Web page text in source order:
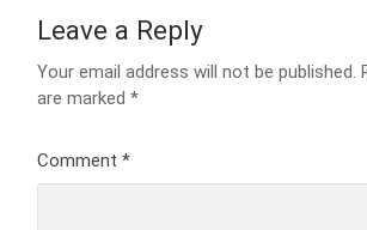
Leave a Reply
Your email address will not be published.
are marked*
Comment*